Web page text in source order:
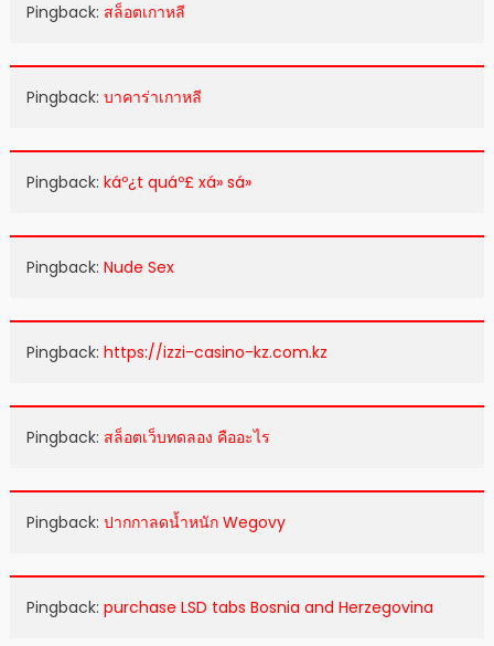
Pingback: สล็อตเกาหลี
Pingback: บาคาร่าเกาหลี
Pingback: káº¿t quáº£ xá» sá»
Pingback: Nude Sex
Pingback: https://izzi-casino-kz.com.kz
Pingback: สล็อตเว็บทดลอง คืออะไร
Pingback: ปากกาลดน้ำหนัก Wegovy
Pingback: purchase LSD tabs Bosnia and Herzegovina